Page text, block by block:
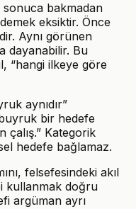
bakmadan
eksiktir. Önce
Aynı görünen
dayanabilir. Bu
“hangi ilkeye göre
aynıdır”
bir hedefe
çalış.” Kategorik
hedefe bağlamaz.
felsefesindeki akıl
kullanmak doğru
argüman ayrı